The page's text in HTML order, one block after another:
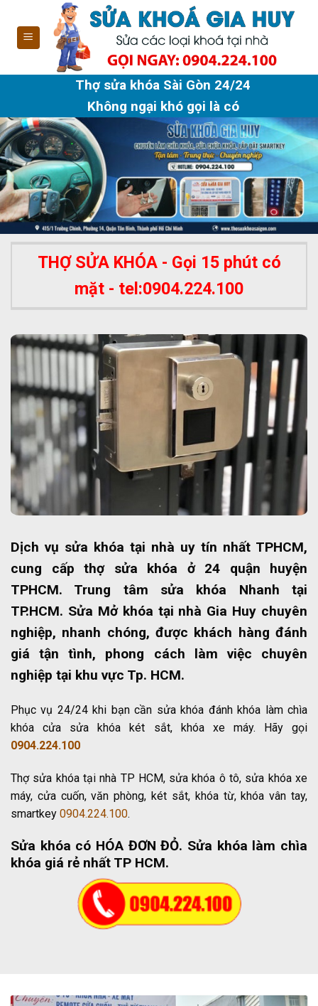
content
Thợ sửa khóa Sài Gòn 24/24
Không ngại khó gọi là có
Dịch vụ sửa khóa tại nhà uy tín nhất TPHCM,
cung cấp thợ sửa khóa ở 24 quận huyện
TPHCM. Trung tâm sửa khóa Nhanh tại
TP.HCM. Sửa Mở khóa tại nhà Gia Huy chuyên
nghiệp, nhanh chóng, được khách hàng đánh
giá tận tình, phong cách làm việc chuyên
nghiệp tại khu vực Tp. HCM.
Phục vụ 24/24 khi bạn cần sửa khóa đánh khóa làm chìa
khóa cửa sửa khóa két sắt, khóa xe máy. Hãy gọi
0904.224.100
Thợ sửa khóa tại nhà TP HCM, sửa khóa ô tô, sửa khóa xe
máy, cửa cuốn, văn phòng, két sắt, khóa từ, khóa vân tay,
smartkey 0904.224.100.
Sửa khóa có HÓA ĐƠN ĐỎ. Sửa khóa làm chìa
khóa giá rẻ nhất TP HCM.
THỢ SỬA KHÓA - Gọi 15 phút có
mặt - tel:0904.224.100